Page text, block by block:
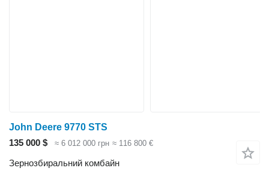
John Deere 9770 STS
135 000 $
≈ 6 012 000 грн ≈ 116 800 €
Зернозбиральний комбайн